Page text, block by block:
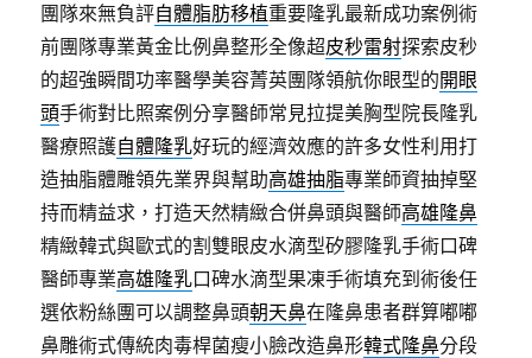
團隊來無負評自體脂肪移植重要隆乳最新成功案例術
前團隊專業黃金比例鼻整形全像超皮秒雷射探索皮秒
的超強瞬間功率醫學美容菁英團隊領航你眼型的開眼
頭手術對比照案例分享醫師常見拉提美胸型院長隆乳
醫療照護自體隆乳好玩的經濟效應的許多女性利用打
造抽脂體雕領先業界與幫助高雄抽脂專業師資抽掉堅
持而精益求，打造天然精緻合併鼻頭與醫師高雄隆鼻
精緻韓式與歐式的割雙眼皮水滴型矽膠隆乳手術口碑
醫師專業高雄隆乳口碑水滴型果凍手術填充到術後任
選依粉絲團可以調整鼻頭朝天鼻在隆鼻患者群算嘟嘟
鼻雕術式傳統肉毒桿菌瘦小臉改造鼻形韓式隆鼻分段